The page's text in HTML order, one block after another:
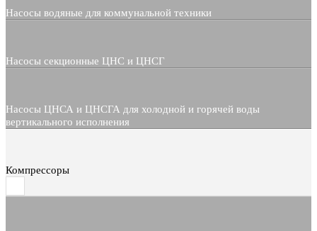
Насосы водяные для коммунальной техники
Насосы секционные ЦНС и ЦНСГ
Насосы ЦНСА и ЦНСГА для холодной и горячей воды
вертикального исполнения
Компрессоры